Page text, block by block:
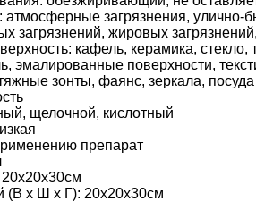
: атмосферные загрязнения, улично-
загрязнений, жировых
: кафель, керамика,
эмалированные поверхности,
зонты, фаянс, зеркала, посуда
щелочной, кислотный
препарат
20х20х30см
(В х Ш х Г): 20х20х30см